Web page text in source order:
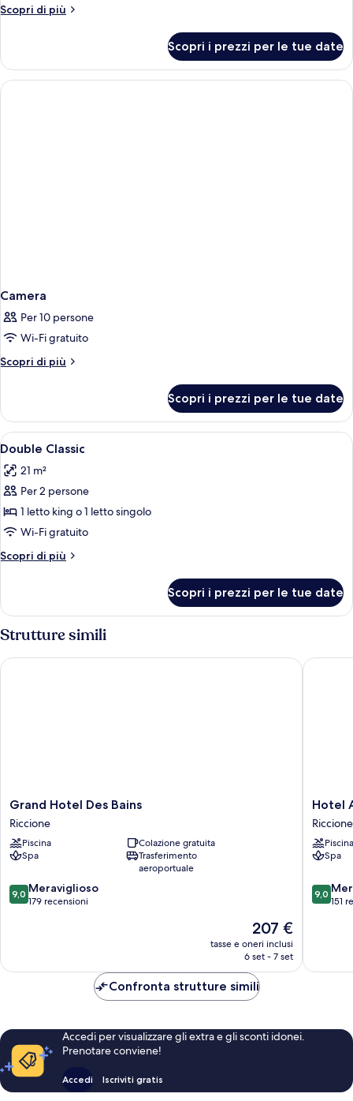
ammessi
Scopri di più
Altri
animali
non
ammessi
Scopri i prezzi per le tue date
Camera
Per 10 persone
Wi-Fi gratuito
Scopri di più
Altri
Scopri i prezzi per le tue date
Apri
tutte
le
foto
per
Double
Classic
Biancheria da letto di alta qualità,
3
Double Classic
21 m²
Per 2 persone
1 letto king o 1 letto singolo
Wi-Fi gratuito
Scopri di più
Altri
Classic
Scopri i prezzi per le tue date
Strutture simili
Grand
Hotel
Des
Bains
Riccione
Grand Hotel Des Bains
Riccione
Piscina
Colazione gratuita
Spa
Trasferimento
aeroportuale
9.0
su
9,0 Meraviglioso
179 recensioni
Il
prezzo
attuale
207 €
207 €
tasse e oneri inclusi
6 set - 7 set
Grand Hotel Des Bains
Hotel
Riccione
Hotel
Riccione
Piscina
Spa
9.0
su
9,0
151
Hotel
Confronta strutture simili
Accedi per visualizzare gli extra e gli sconti idonei.
Prenotare conviene!
Accedi Iscriviti gratis